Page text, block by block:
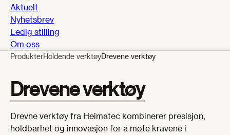
Aktuelt
Nyhetsbrev
Ledig stilling
Om oss
ProdukterHoldende verktøyDrevene verktøy
Drevene verktøy
Drevne verktøy fra Heimatec kombinerer presisjon,
holdbarhet og innovasjon for å møte kravene i